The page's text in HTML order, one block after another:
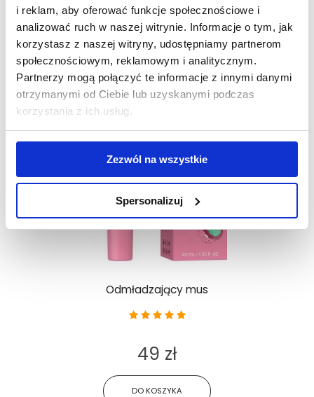
i reklam, aby oferować funkcje społecznościowe i
analizować ruch w naszej witrynie. Informacje o tym, jak
korzystasz z naszej witryny, udostępniamy partnerom
społecznościowym, reklamowym i analitycznym.
Partnerzy mogą połączyć te informacje z innymi danymi
otrzymanymi od Ciebie lub uzyskanymi podczas
korzystania z ich usług.
Zezwól na wszystkie
Spersonalizuj
DO KOSZYKA
Odmładzający mus
DO KOSZYKA
49 zł